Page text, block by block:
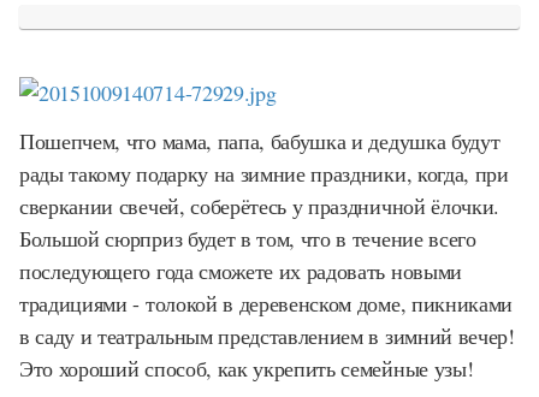
Пошепчем, что мама, папа, бабушка и дедушка будут
рады такому подарку на зимние праздники, когда, при
сверкании свечей, соберётесь у праздничной ёлочки.
Большой сюрприз будет в том, что в течение всего
последующего года сможете их радовать новыми
традициями - толокой в деревенском доме, пикниками
в саду и театральным представлением в зимний вечер!
Это хороший способ, как укрепить семейные узы!